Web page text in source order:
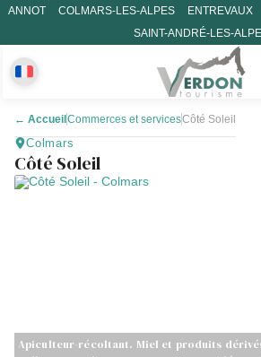
ANNOT COLMARS-LES-ALPES ENTREVAUX
SAINT-ANDRÉ-LES-
← Accueil Commerces et servicesCôté Soleil
Colmars
Côté Soleil
Apiculteur-récoltant. Miel et produits